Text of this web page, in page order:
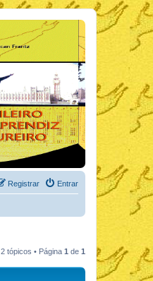
Entrar
Registrar
2 tópicos • Página 1 de 1